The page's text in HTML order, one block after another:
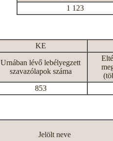
1 123
KE
Urnában lévő lebélyegzett
szavazólapok száma
853
Jelölt neve